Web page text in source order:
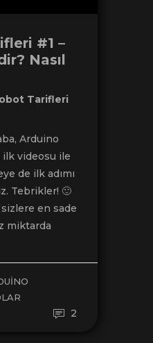
#1 –
Nasıl
Tarifleri
Arduino
videosu ile
de ilk adımı
Tebrikler! 🙂
en sade
miktarda
2